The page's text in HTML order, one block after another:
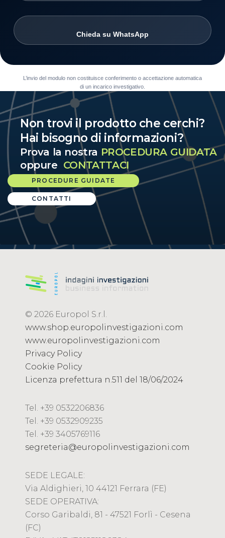
Chieda su WhatsApp
L’invio del modulo non costituisce conferimento o accettazione automatica
di un incarico investigativo.
Non trovi il prodotto che cerchi?
Hai bisogno di informazioni?
Prova la nostra PROCEDURA GUIDATA
oppure CONTATTACI
PROCEDURE GUIDATE
CONTATTI
© 2026 Europol S.r.l.
www.shop.europolinvestigazioni.com
www.europolinvestigazioni.com
Privacy Policy
Cookie Policy
Licenza prefettura n.511 del 18/06/2024
Tel. +39 0532206836
Tel. +39 0532909235
Tel. +39 3405769116
segreteria@europolinvestigazioni.com
SEDE LEGALE:
Via Aldighieri, 10 44121 Ferrara (FE)
SEDE OPERATIVA:
Corso Garibaldi, 81 - 47521 Forlì - Cesena
(FC)